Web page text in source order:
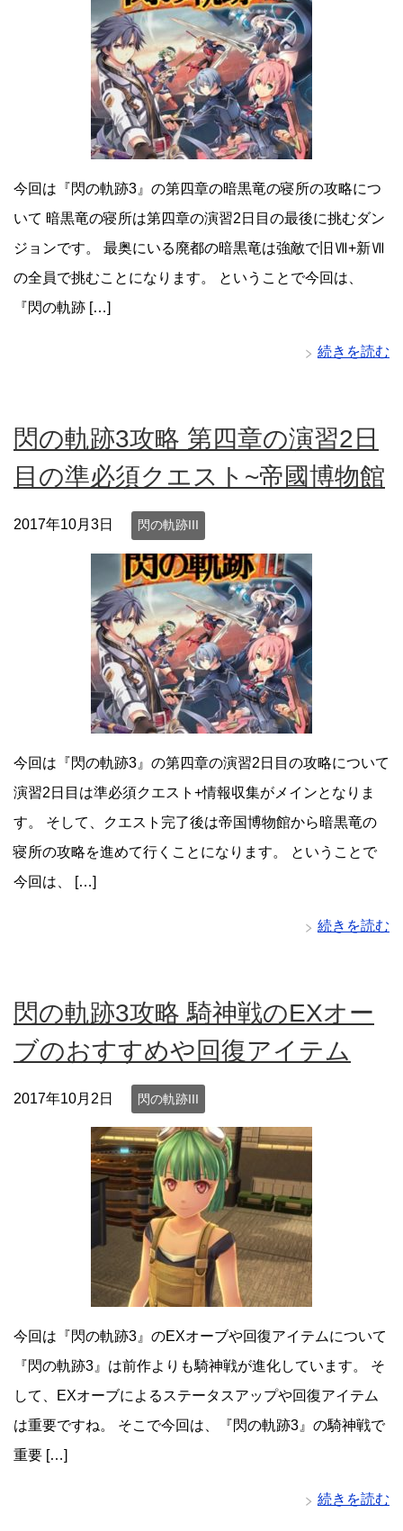
今回は『閃の軌跡3』の第四章の暗黒竜の寝所の攻略につ
いて 暗黒竜の寝所は第四章の演習2日目の最後に挑むダン
ジョンです。 最奥にいる廃都の暗黒竜は強敵で旧Ⅶ+新Ⅶ
の全員で挑むことになります。 ということで今回は、
『閃の軌跡 […]
続きを読む
閃の軌跡3攻略 第四章の演習2日
目の準必須クエスト~帝國博物館
2017年10月3日 閃の軌跡III
今回は『閃の軌跡3』の第四章の演習2日目の攻略について
演習2日目は準必須クエスト+情報収集がメインとなりま
す。 そして、クエスト完了後は帝国博物館から暗黒竜の
寝所の攻略を進めて行くことになります。 ということで
今回は、 […]
続きを読む
閃の軌跡3攻略 騎神戦のEXオー
ブのおすすめや回復アイテム
2017年10月2日 閃の軌跡III
今回は『閃の軌跡3』のEXオーブや回復アイテムについて
『閃の軌跡3』は前作よりも騎神戦が進化しています。 そ
して、EXオーブによるステータスアップや回復アイテム
は重要ですね。 そこで今回は、『閃の軌跡3』の騎神戦で
重要 […]
続きを読む